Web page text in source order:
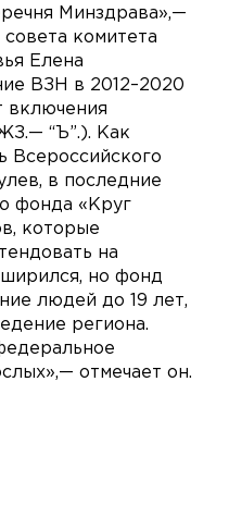
Минздрава»,—
комитета
Елена
ВЗН в 2012–2020
включения
“Ъ”.). Как
Всероссийского
в последние
фонда «Круг
которые
на
но фонд
людей до 19 лет,
региона.
отмечает он.